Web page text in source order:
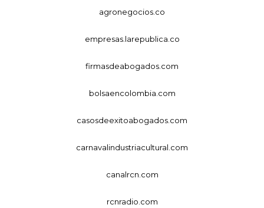
agronegocios.co
empresas.larepublica.co
firmasdeabogados.com
bolsaencolombia.com
casosdeexitoabogados.com
carnavalindustriacultural.com
canalrcn.com
rcnradio.com